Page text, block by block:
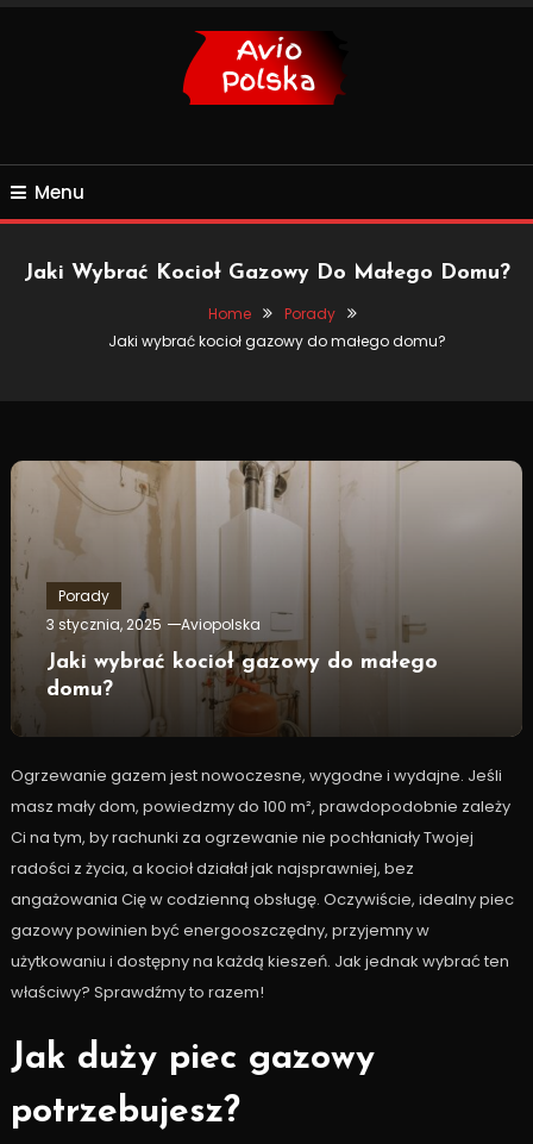
Menu
Jaki Wybrać Kocioł Gazowy Do Małego Domu?
Home
Porady
Jaki wybrać kocioł gazowy do małego domu?
Porady
3 stycznia, 2025
Aviopolska
Jaki wybrać kocioł gazowy do małego
domu?
Ogrzewanie gazem jest nowoczesne, wygodne i wydajne. Jeśli
masz mały dom, powiedzmy do 100 m², prawdopodobnie zależy
Ci na tym, by rachunki za ogrzewanie nie pochłaniały Twojej
radości z życia, a kocioł działał jak najsprawniej, bez
angażowania Cię w codzienną obsługę. Oczywiście, idealny piec
gazowy powinien być energooszczędny, przyjemny w
użytkowaniu i dostępny na każdą kieszeń. Jak jednak wybrać ten
właściwy? Sprawdźmy to razem!
Jak duży piec gazowy
potrzebujesz?